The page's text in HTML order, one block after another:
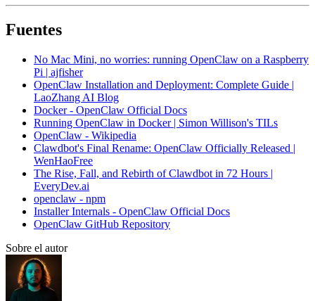
Fuentes
No Mac Mini, no worries: running OpenClaw on a Raspberry
Pi | ajfisher
OpenClaw Installation and Deployment: Complete Guide |
LaoZhang AI Blog
Docker - OpenClaw Official Docs
Running OpenClaw in Docker | Simon Willison's TILs
OpenClaw - Wikipedia
Clawdbot's Final Rename: OpenClaw Officially Released |
WenHaoFree
The Rise, Fall, and Rebirth of Clawdbot in 72 Hours |
EveryDev.ai
openclaw - npm
Installer Internals - OpenClaw Official Docs
OpenClaw GitHub Repository
Sobre el autor